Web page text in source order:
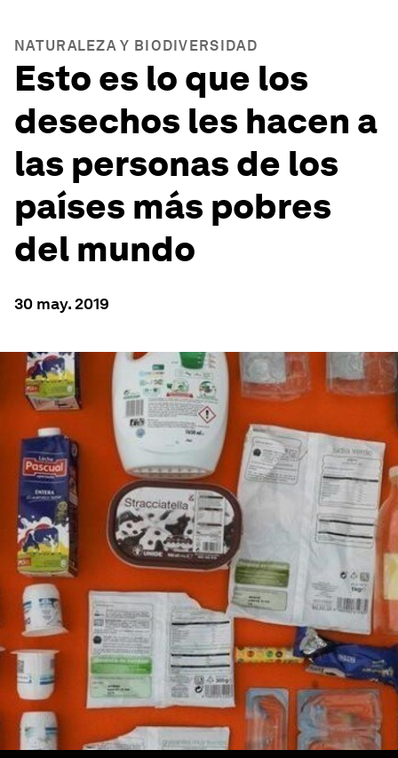
NATURALEZA Y BIODIVERSIDAD
Esto es lo que los
desechos les hacen a
las personas de los
países más pobres
del mundo
30 may. 2019